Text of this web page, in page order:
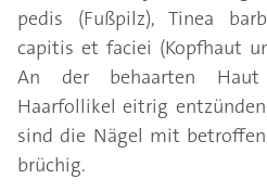
pedis (Fußpilz), Tinea
capitis et faciei (Kopfhaut
An der behaarten
Haarfollikel eitrig
sind die Nägel mit
brüchig.